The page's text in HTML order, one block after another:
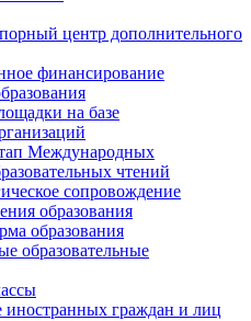
центр дополнительного
финансирование
на базе
Международных
чтений
сопровождение
образования
образования
образовательные
иностранных граждан и лиц